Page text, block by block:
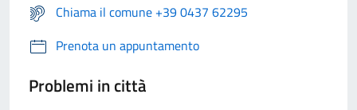
Chiama il comune +39 0437 62295
Prenota un appuntamento
Problemi in città